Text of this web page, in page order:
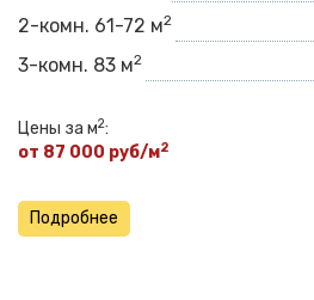
2-комн. 61-72 м2
3-комн. 83 м2
Цены за м2:
от 87 000 руб/м2
Подробнее